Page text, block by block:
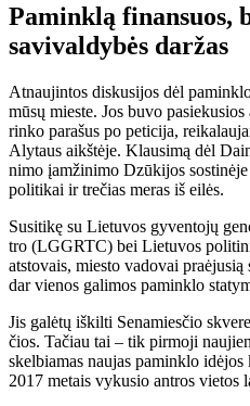
Pa­min­klą fi­nan­suos,
sa­vi­val­dy­bės dar­žas
At­nau­jin­tos dis­ku­si­jos dėl
mū­sų mies­te. Jos bu­vo
rin­ko pa­ra­šus po pe­ti­ci­ja,
Aly­taus aikš­tė­je. Klau­si­mą dėl
ni­mo įam­ži­ni­mo Dzū­ki­jos
po­li­ti­kai ir tre­čias me­ras iš ei­lės.
Su­si­ti­kę su Lie­tu­vos gy­ven­to­jų
tro (LGGRTC) bei Lie­tu­vos
at­sto­vais, mies­to va­do­vai
dar vie­nos ga­li­mos pa­min­klo
Jis ga­lė­tų iš­kil­ti Se­na­mies­čio
čios. Ta­čiau tai – tik pir­mo­ji
skel­bia­mas nau­jas pa­min­klo idė­jos
2017 me­tais vy­ku­sio ant­ros vie­tos